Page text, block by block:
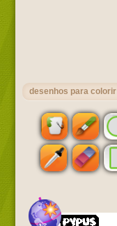
desenhos para colorir